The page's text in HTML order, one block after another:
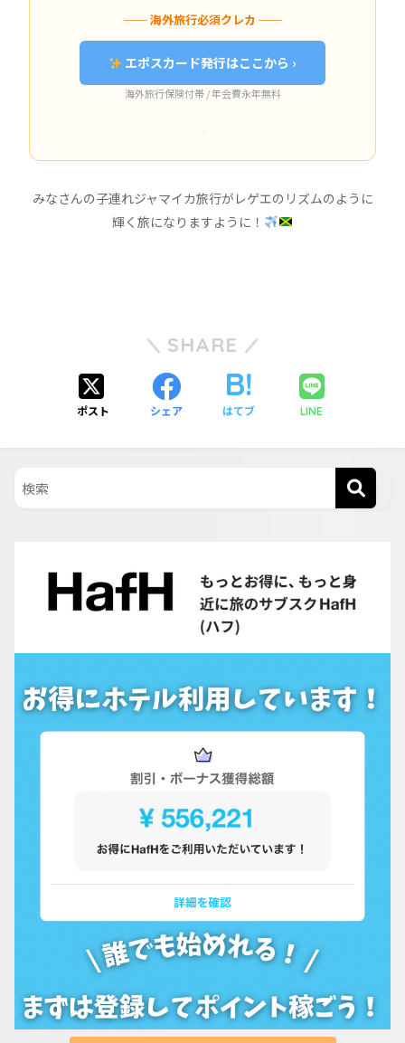
── 海外旅行必須クレカ ──
エポスカード発行はここから ›
海外旅行保険付帯 / 年会費永年無料
みなさんの子連れジャマイカ旅行がレゲエのリズムのように
輝く旅になりますように！
SHARE
ポスト シェア はてブ LINE